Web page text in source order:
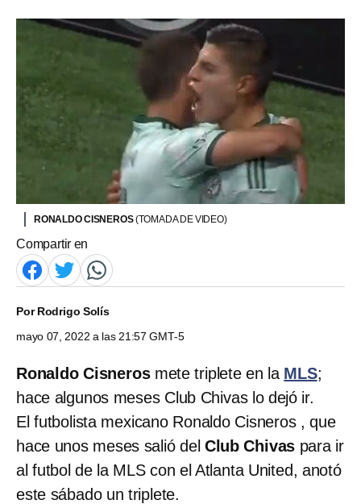
RONALDO CISNEROS(TOMADA DE VIDEO)
Compartir en
PorRodrigo Solís
mayo 07, 2022 a las 21:57 GMT-5
Ronaldo Cisnerosmete triplete en la MLS;
hace algunos meses Club Chivas lo dejó ir.
El futbolista mexicano Ronaldo Cisneros , que
hace unos meses salió del Club Chivas para ir
al futbol de la MLS con el Atlanta United, anotó
este sábado un triplete.